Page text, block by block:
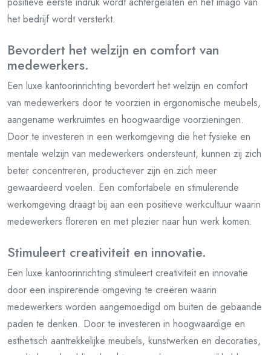
het bedrijf wordt versterkt.
Bevordert het welzijn en comfort van
medewerkers.
Een luxe kantoorinrichting bevordert het welzijn en comfort
van medewerkers door te voorzien in ergonomische meubels,
aangename werkruimtes en hoogwaardige voorzieningen.
Door te investeren in een werkomgeving die het fysieke en
mentale welzijn van medewerkers ondersteunt, kunnen zij zich
beter concentreren, productiever zijn en zich meer
gewaardeerd voelen. Een comfortabele en stimulerende
werkomgeving draagt bij aan een positieve werkcultuur waarin
medewerkers floreren en met plezier naar hun werk komen.
Stimuleert creativiteit en innovatie.
Een luxe kantoorinrichting stimuleert creativiteit en innovatie
door een inspirerende omgeving te creëren waarin
medewerkers worden aangemoedigd om buiten de gebaande
paden te denken. Door te investeren in hoogwaardige en
esthetisch aantrekkelijke meubels, kunstwerken en decoraties,